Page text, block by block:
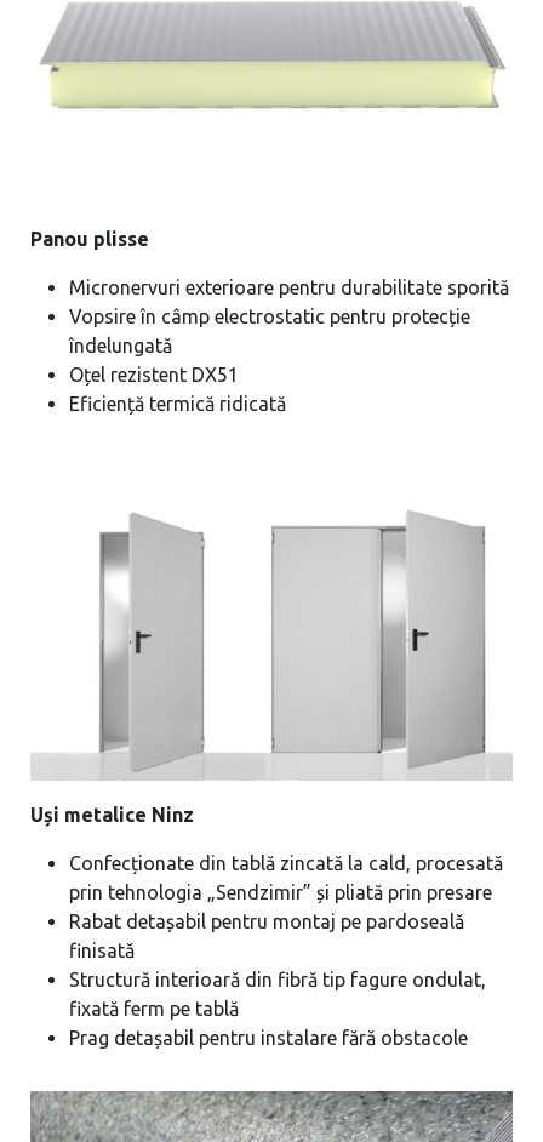
Panou plisse
Micronervuri exterioare pentru durabilitate sporită
Vopsire în câmp electrostatic pentru protecție
îndelungată
Oțel rezistent DX51
Eficiență termică ridicată
Uși metalice Ninz
Confecționate din tablă zincată la cald, procesată
prin tehnologia „Sendzimir” și pliată prin presare
Rabat detașabil pentru montaj pe pardoseală
finisată
Structură interioară din fibră tip fagure ondulat,
fixată ferm pe tablă
Prag detașabil pentru instalare fără obstacole